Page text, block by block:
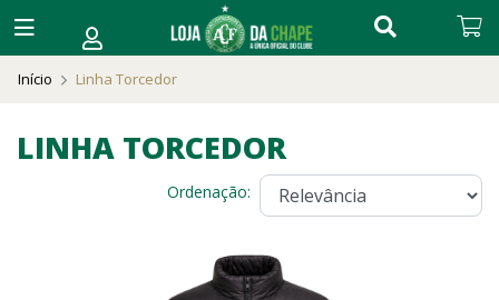
Início Linha Torcedor
LINHA TORCEDOR
Ordenação: